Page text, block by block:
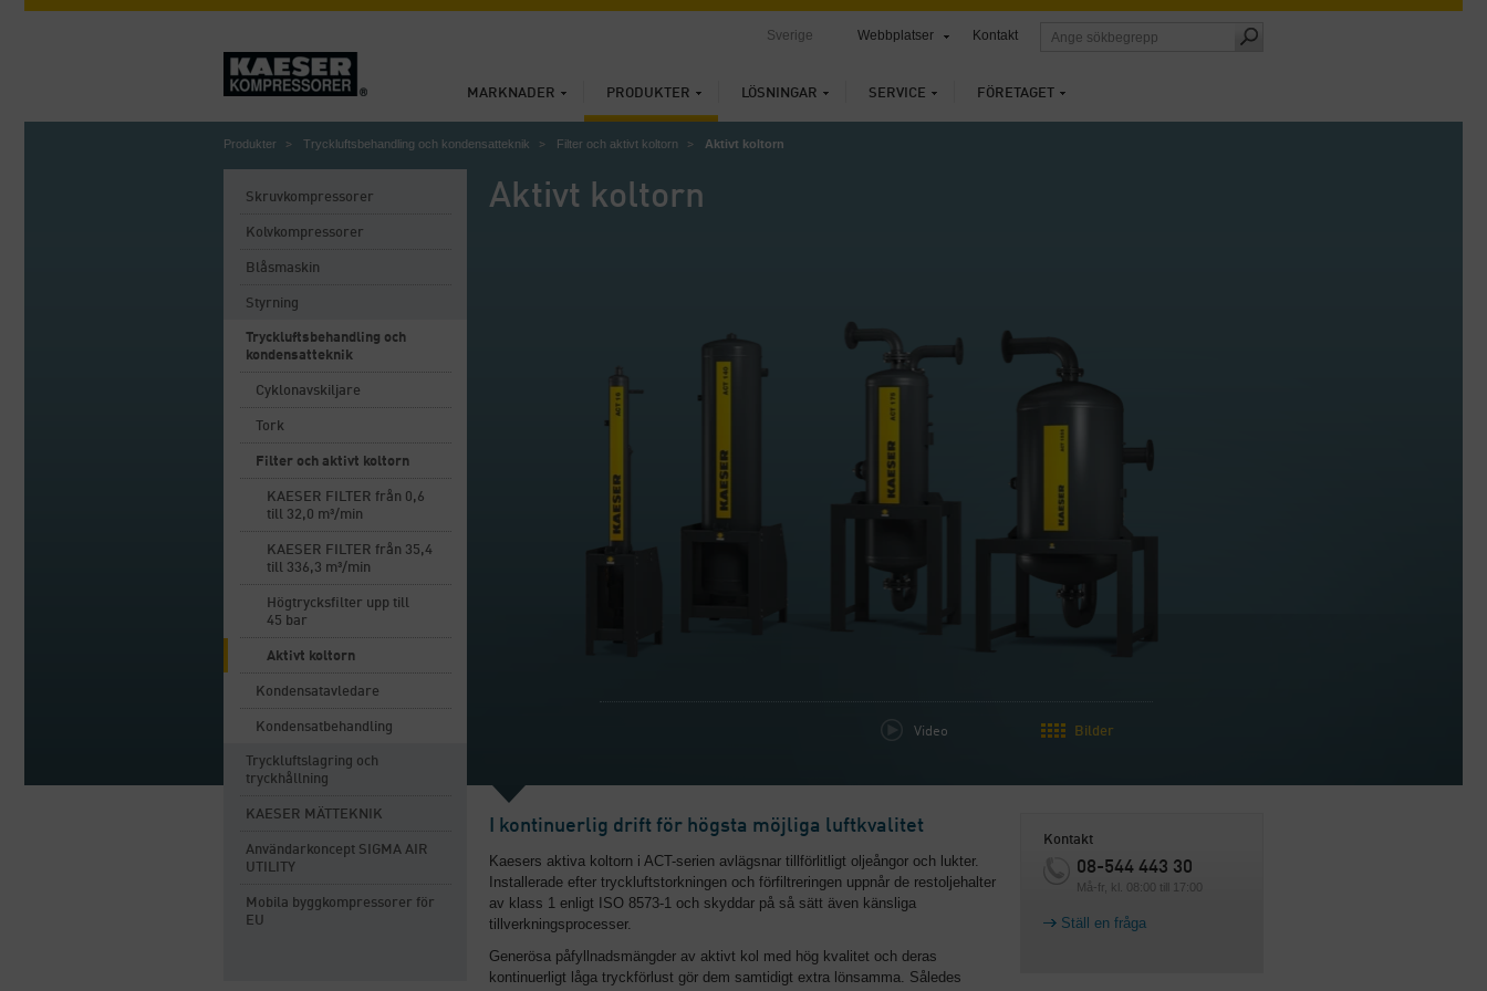
MARKNADER PRODUKTER LÖSNINGAR SERVICE FÖRETAGET
Sverige Webbplatser Kontakt
Produkter Tryckluftsbehandling och kondensatteknik Filter och aktivt koltorn Aktivt koltorn
Aktivt koltorn
Video Bilder
Skruvkompressorer
Kolvkompressorer
Blåsmaskin
Styrning
Tryckluftsbehandling och
kondensatteknik
Cyklonavskiljare
Tork
Filter och aktivt koltorn
KAESER FILTER från 0,6
till 32,0 m³/min
KAESER FILTER från 35,4
till 336,3 m³/min
Högtrycksfilter upp till
45 bar
Aktivt koltorn
Kondensatavledare
Kondensatbehandling
Tryckluftslagring och
tryckhållning
KAESER MÄTTEKNIK
Användarkoncept SIGMA AIR
UTILITY
Mobila byggkompressorer för
EU
I kontinuerlig drift för högsta möjliga luftkvalitet
Kaesers aktiva koltorn i ACT-serien avlägsnar tillförlitligt oljeångor och lukter.
Installerade efter tryckluftstorkningen och förfiltreringen uppnår de restoljehalter
av klass 1 enligt ISO 8573-1 och skyddar på så sätt även känsliga
tillverkningsprocesser.
Generösa påfyllnadsmängder av aktivt kol med hög kvalitet och deras
kontinuerligt låga tryckförlust gör dem samtidigt extra lönsamma. Således
Kontakt
08-544 443 30
Må-fr, kl. 08:00 till 17:00
Ställ en fråga